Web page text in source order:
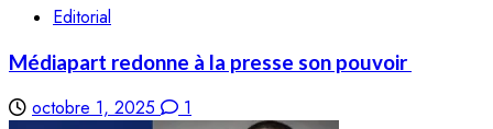
Editorial
Médiapart redonne à la presse son pouvoir
octobre 1, 2025 1